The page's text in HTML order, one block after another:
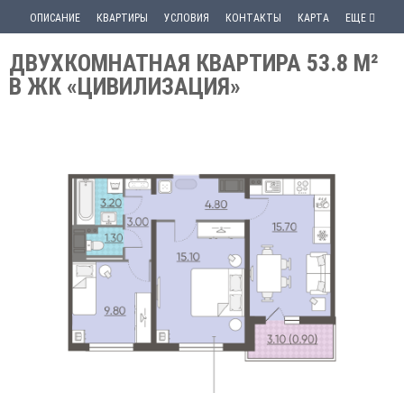
ОПИСАНИЕ КВАРТИРЫ УСЛОВИЯ КОНТАКТЫ КАРТА ЕЩЕ
ДВУХКОМНАТНАЯ КВАРТИРА 53.8 М²
В ЖК «ЦИВИЛИЗАЦИЯ»